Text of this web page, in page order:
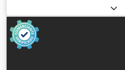
Superficie de trabajo: Mesa de
principal: 13 kW Número de
Número de husillos de
Número de posiciones para